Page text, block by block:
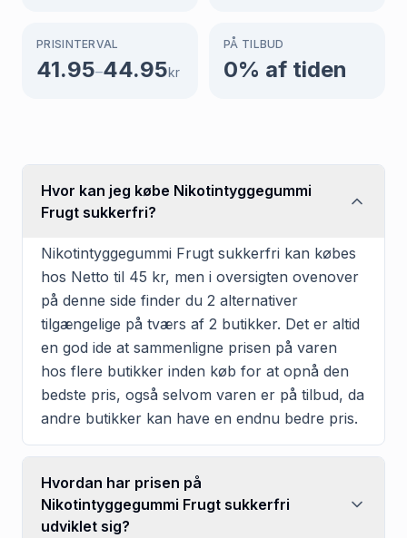
PRISINTERVAL
41.95–44.95kr
PÅ TILBUD
0% af tiden
Hvor kan jeg købe Nikotintyggegummi
Frugt sukkerfri?
Nikotintyggegummi Frugt sukkerfri kan købes
hos Netto til 45 kr, men i oversigten ovenover
på denne side finder du 2 alternativer
tilgængelige på tværs af 2 butikker. Det er altid
en god ide at sammenligne prisen på varen
hos flere butikker inden køb for at opnå den
bedste pris, også selvom varen er på tilbud, da
andre butikker kan have en endnu bedre pris.
Hvordan har prisen på
Nikotintyggegummi Frugt sukkerfri
udviklet sig?